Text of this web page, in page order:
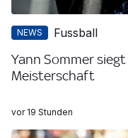
NEWS Fussball
Yann Sommer
Meisterschaft
vor 19 Stunden